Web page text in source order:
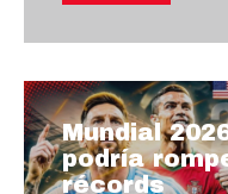
Mundial
podría
récords